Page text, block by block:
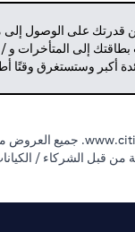
قدرتك على الوصول إلى
إلى المتأخرات و
أكبر وستستغرق
جميع العروض
من قبل الشركاء /